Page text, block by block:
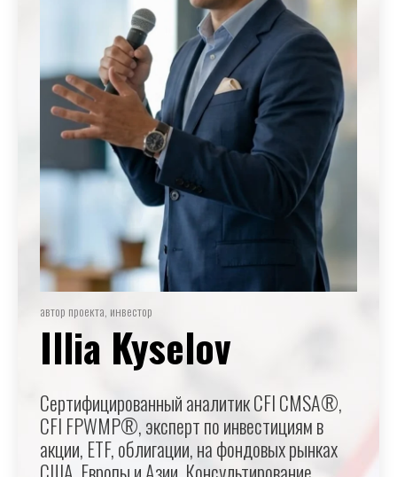
автор проекта, инвестор
Illia Kyselov
Сертифицированный аналитик CFI CMSA®,
CFI FPWMP®, эксперт по инвестициям в
акции, ETF, облигации, на фондовых рынках